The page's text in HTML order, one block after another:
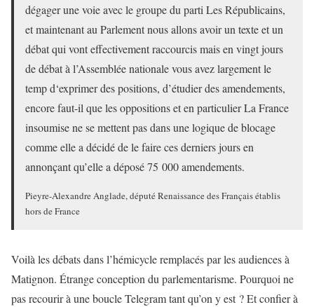
dégager une voie avec le groupe du parti Les Républicains,
et maintenant au Parlement nous allons avoir un texte et un
débat qui vont effectivement raccourcis mais en vingt jours
de débat à l’Assemblée nationale vous avez largement le
temp d‘exprimer des positions, d’étudier des amendements,
encore faut-il que les oppositions et en particulier La France
insoumise ne se mettent pas dans une logique de blocage
comme elle a décidé de le faire ces derniers jours en
annonçant qu’elle a déposé 75 000 amendements.
Pieyre-Alexandre Anglade, député Renaissance des Français établis
hors de France
Voilà les débats dans l’hémicycle remplacés par les audiences à
Matignon. Étrange conception du parlementarisme. Pourquoi ne
pas recourir à une boucle Telegram tant qu’on y est ? Et confier à